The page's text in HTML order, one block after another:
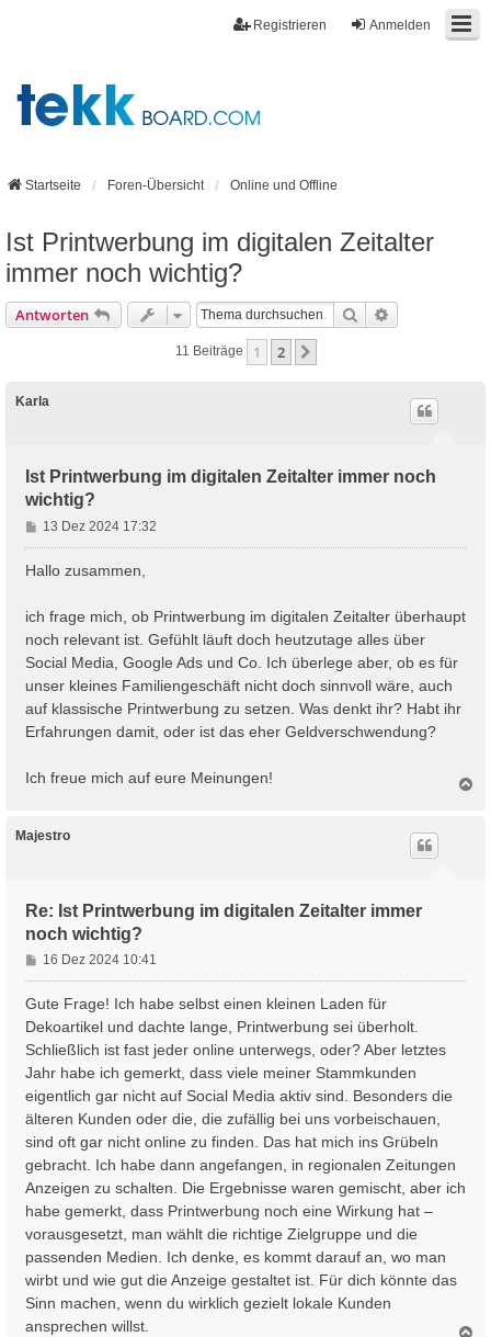
Anmelden
Registrieren
Startseite Foren-Übersicht Online und Offline
Ist Printwerbung im digitalen Zeitalter
immer noch wichtig?
Antworten Suche
11 Beiträge 1 2
Karla
Ist Printwerbung im digitalen Zeitalter immer noch
wichtig?
B
e
a
g
13 Dez 2024 17:32
Hallo zusammen,
ich frage mich, ob Printwerbung im digitalen Zeitalter überhaupt
noch relevant ist. Gefühlt läuft doch heutzutage alles über
Social Media, Google Ads und Co. Ich überlege aber, ob es für
unser kleines Familiengeschäft nicht doch sinnvoll wäre, auch
auf klassische Printwerbung zu setzen. Was denkt ihr? Habt ihr
Erfahrungen damit, oder ist das eher Geldverschwendung?
Ich freue mich auf eure Meinungen!
Majestro
Re: Ist Printwerbung im digitalen Zeitalter immer
noch wichtig?
B
e
i
a
g
16 Dez 2024 10:41
Gute Frage! Ich habe selbst einen kleinen Laden für
Dekoartikel und dachte lange, Printwerbung sei überholt.
Schließlich ist fast jeder online unterwegs, oder? Aber letztes
Jahr habe ich gemerkt, dass viele meiner Stammkunden
eigentlich gar nicht auf Social Media aktiv sind. Besonders die
älteren Kunden oder die, die zufällig bei uns vorbeischauen,
sind oft gar nicht online zu finden. Das hat mich ins Grübeln
gebracht. Ich habe dann angefangen, in regionalen Zeitungen
Anzeigen zu schalten. Die Ergebnisse waren gemischt, aber ich
habe gemerkt, dass Printwerbung noch eine Wirkung hat –
vorausgesetzt, man wählt die richtige Zielgruppe und die
passenden Medien. Ich denke, es kommt darauf an, wo man
wirbt und wie gut die Anzeige gestaltet ist. Für dich könnte das
Sinn machen, wenn du wirklich gezielt lokale Kunden
ansprechen willst.